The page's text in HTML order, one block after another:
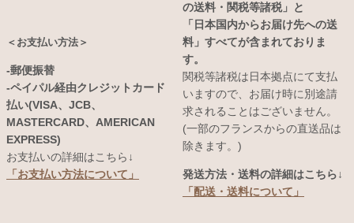
＜お支払い方法＞
-郵便振替
-ペイパル経由クレジットカード
払い(VISA、JCB、
MASTERCARD、AMERICAN
EXPRESS)
お支払いの詳細はこちら↓
「お支払い方法について」
の送料・関税等諸税」と
「日本国内からお届け先への送
料」すべてが含まれておりま
す。
関税等諸税は日本拠点にて支払
いますので、お届け時に別途請
求されることはございません。
(一部のフランスからの直送品は
除きます。)
発送方法・送料の詳細はこちら↓
「配送・送料について」